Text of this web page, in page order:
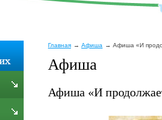
Главная Афиша Афиша «И
Афиша
Афиша «И